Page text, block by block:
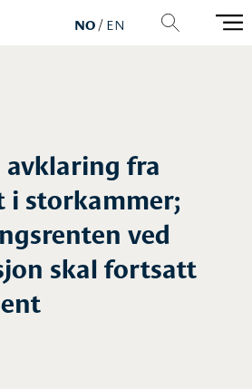
NO/EN
avklaring fra
i storkammer;
ved
skal fortsatt